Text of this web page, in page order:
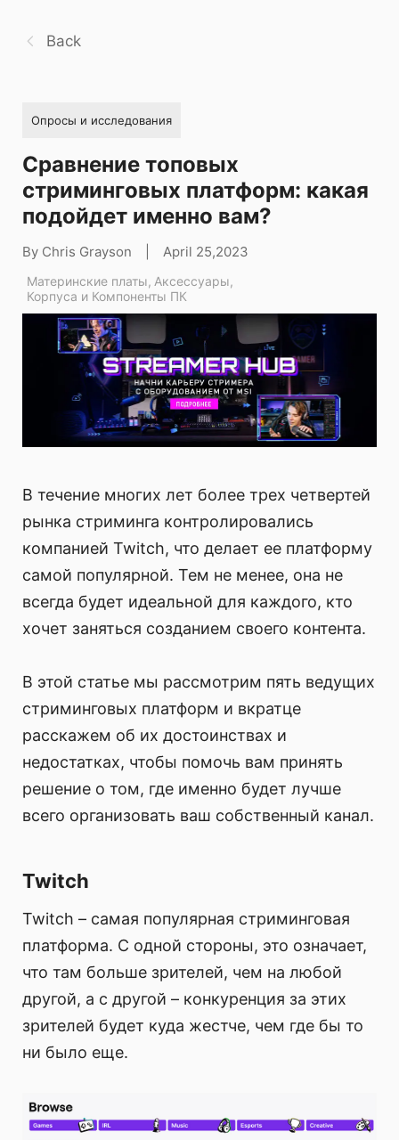
Back
Опросы и исследования
Сравнение топовых
стриминговых платформ: какая
подойдет именно вам?
By Chris Grayson April 25,2023
Материнские платы, Аксессуары,
Корпуса и Компоненты ПК
В течение многих лет более трех четвертей
рынка стриминга контролировались
компанией Twitch, что делает ее платформу
самой популярной. Тем не менее, она не
всегда будет идеальной для каждого, кто
хочет заняться созданием своего контента.
В этой статье мы рассмотрим пять ведущих
стриминговых платформ и вкратце
расскажем об их достоинствах и
недостатках, чтобы помочь вам принять
решение о том, где именно будет лучше
всего организовать ваш собственный канал.
Twitch
Twitch – самая популярная стриминговая
платформа. С одной стороны, это означает,
что там больше зрителей, чем на любой
другой, а с другой – конкуренция за этих
зрителей будет куда жестче, чем где бы то
ни было еще.